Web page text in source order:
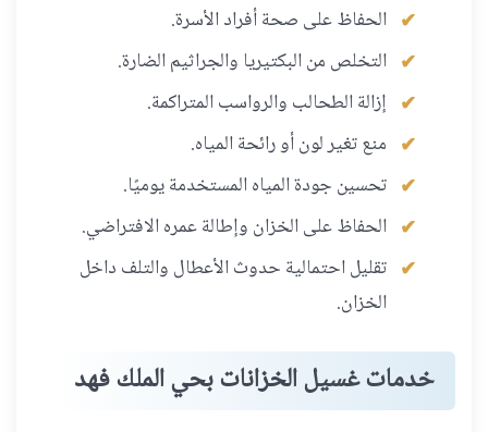
الحفاظ على صحة أفراد الأسرة.
التخلص من البكتيريا والجراثيم الضارة.
إزالة الطحالب والرواسب المتراكمة.
منع تغير لون أو رائحة المياه.
تحسين جودة المياه المستخدمة يوميًا.
الحفاظ على الخزان وإطالة عمره الافتراضي.
تقليل احتمالية حدوث الأعطال والتلف داخل
الخزان.
خدمات غسيل الخزانات بحي الملك فهد